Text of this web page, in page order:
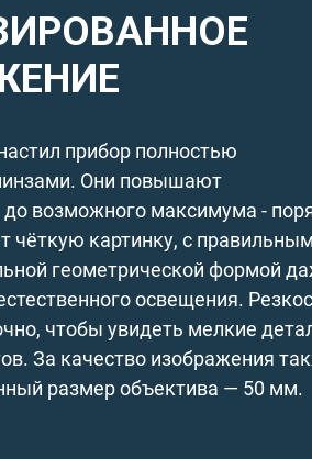
прибор полностью
Они повышают
до возможного максимума -
чёткую картинку, с
геометрической формой
освещения.
чтобы увидеть мелкие
За качество изображения
размер объектива — 50 мм.